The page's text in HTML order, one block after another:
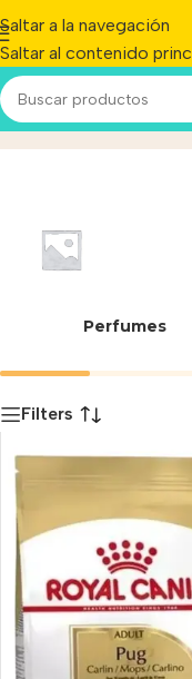
Saltar a la navegación
Saltar al contenido
Perfumes
Filters